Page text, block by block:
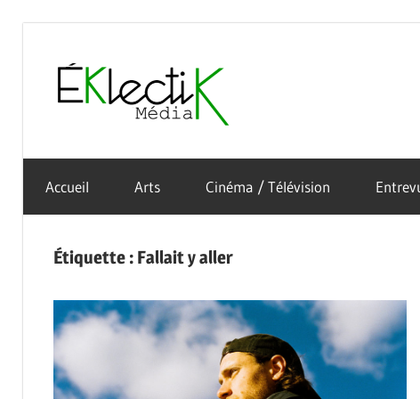
content
Média
culture
sous
toutes
formes
Accueil Arts Cinéma / Télévision
Étiquette : Fallait y aller